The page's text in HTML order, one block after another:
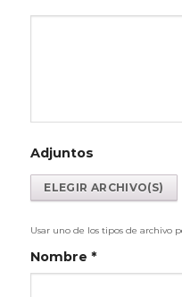
Adjuntos
Usar uno de los tipos de archivo
Nombre *